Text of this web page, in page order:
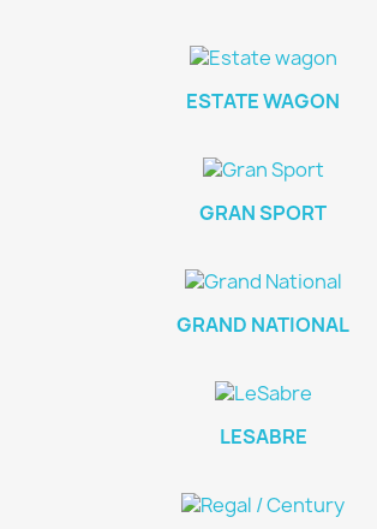
ESTATE WAGON
GRAN SPORT
GRAND NATIONAL
LESABRE